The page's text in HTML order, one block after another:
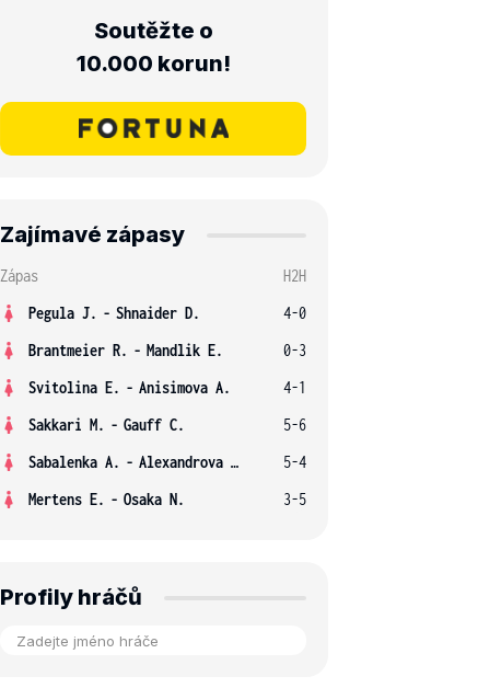
Soutěžte o
10.000 korun!
Zajímavé zápasy
Zápas
H2H
Pegula J. - Shnaider D.
4-0
Brantmeier R. - Mandlik E.
0-3
Svitolina E. - Anisimova A.
4-1
Sakkari M. - Gauff C.
5-6
Sabalenka A. - Alexandrova E.
5-4
Mertens E. - Osaka N. 3-5
Profily hráčů